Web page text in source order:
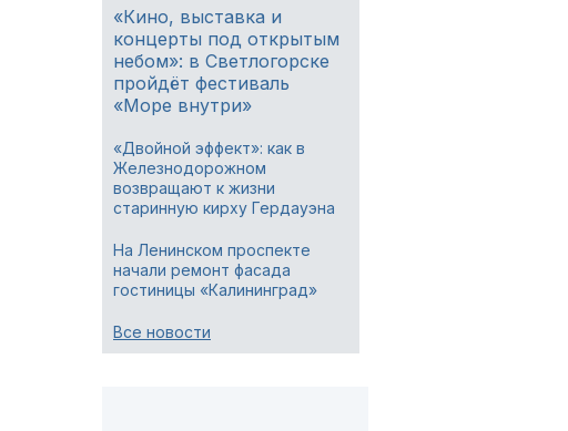
«Кино, выставка и
концерты под открытым
небом»: в Светлогорске
пройдёт фестиваль
«Море внутри»
«Двойной эффект»: как в
Железнодорожном
возвращают к жизни
старинную кирху Гердауэна
На Ленинском проспекте
начали ремонт фасада
гостиницы «Калининград»
Все новости